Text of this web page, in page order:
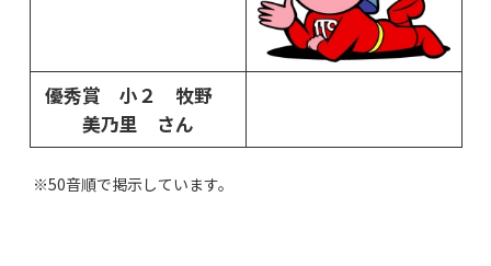
優秀賞 小２ 牧野
美乃里 さん
※50音順で掲示しています。